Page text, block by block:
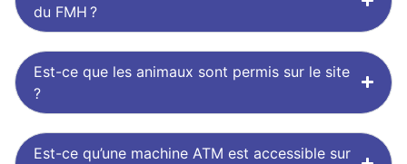
du FMH ?
Est-ce que les animaux sont permis sur le site
?
Est-ce qu’une machine ATM est accessible sur